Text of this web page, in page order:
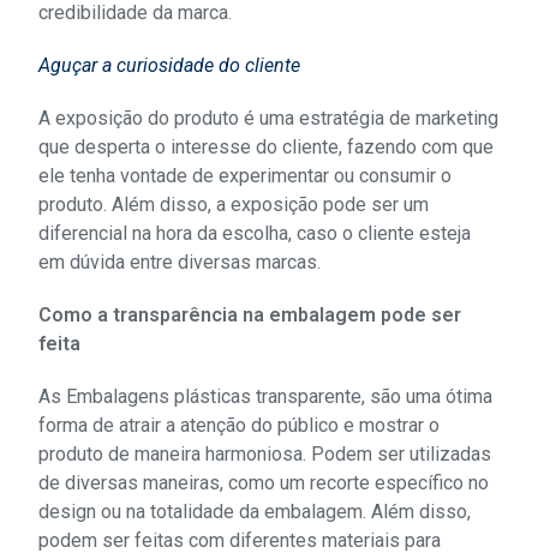
credibilidade da marca.
Aguçar a curiosidade do cliente
A exposição do produto é uma estratégia de marketing
que desperta o interesse do cliente, fazendo com que
ele tenha vontade de experimentar ou consumir o
produto. Além disso, a exposição pode ser um
diferencial na hora da escolha, caso o cliente esteja
em dúvida entre diversas marcas.
Como a transparência na embalagem pode ser
feita
As Embalagens plásticas transparente, são uma ótima
forma de atrair a atenção do público e mostrar o
produto de maneira harmoniosa. Podem ser utilizadas
de diversas maneiras, como um recorte específico no
design ou na totalidade da embalagem. Além disso,
podem ser feitas com diferentes materiais para